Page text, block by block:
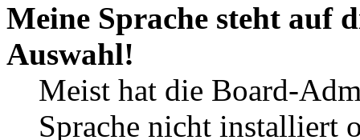
Meine Sprache steht auf
Auswahl!
Meist hat die Board-
Sprache nicht installiert